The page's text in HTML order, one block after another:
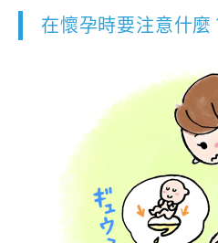
在懷孕時要注意什麼